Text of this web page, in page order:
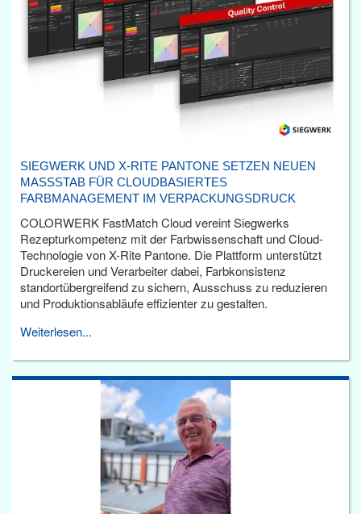
SIEGWERK UND X-RITE PANTONE SETZEN NEUEN
MASSSTAB FÜR CLOUDBASIERTES F
ARBMANAGEMENT IM VERPACKUNGSDRUCK
COLORWERK FastMatch Cloud vereint Siegwerks
Rezepturkompetenz mit der Farbwissenschaft und Cloud-
Technologie von X-Rite Pantone. Die Plattform unterstützt
Druckereien und Verarbeiter dabei, Farbkonsistenz
standortübergreifend zu sichern, Ausschuss zu reduzieren
und Produktionsabläufe effizienter zu gestalten.
Weiterlesen...